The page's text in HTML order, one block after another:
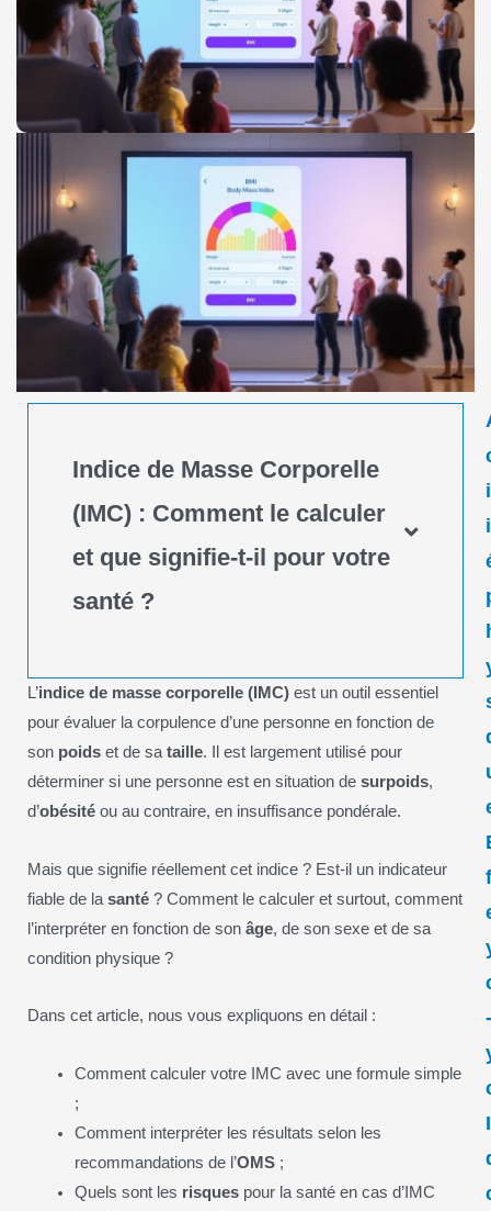
Indice de Masse Corporelle
(IMC) : Comment le calculer
et que signifie-t-il pour votre
santé ?
L’indice de masse corporelle (IMC)est un outil essentiel
pour évaluer la corpulence d’une personne en fonction de
son poidset de sataille. Il est largement utilisé pour
déterminer si une personne est en situation de surpoids,
d’obésitéou au contraire, en insuffisance pondérale.
Mais que signifie réellement cet indice ? Est-il un indicateur
fiable de la santé? Comment le calculer et surtout, comment
l’interpréter en fonction de son âge, de son sexe et de sa
condition physique ?
Dans cet article, nous vous expliquons en détail :
Comment calculer votre IMC avec une formule simple
;
Comment interpréter les résultats selon les
recommandations de l’OMS ;
Quels sont les risques pour la santé en cas d’IMC